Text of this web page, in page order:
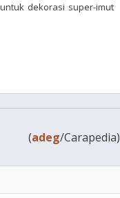
dekorasi super-imut
(adeg/Carapedia)